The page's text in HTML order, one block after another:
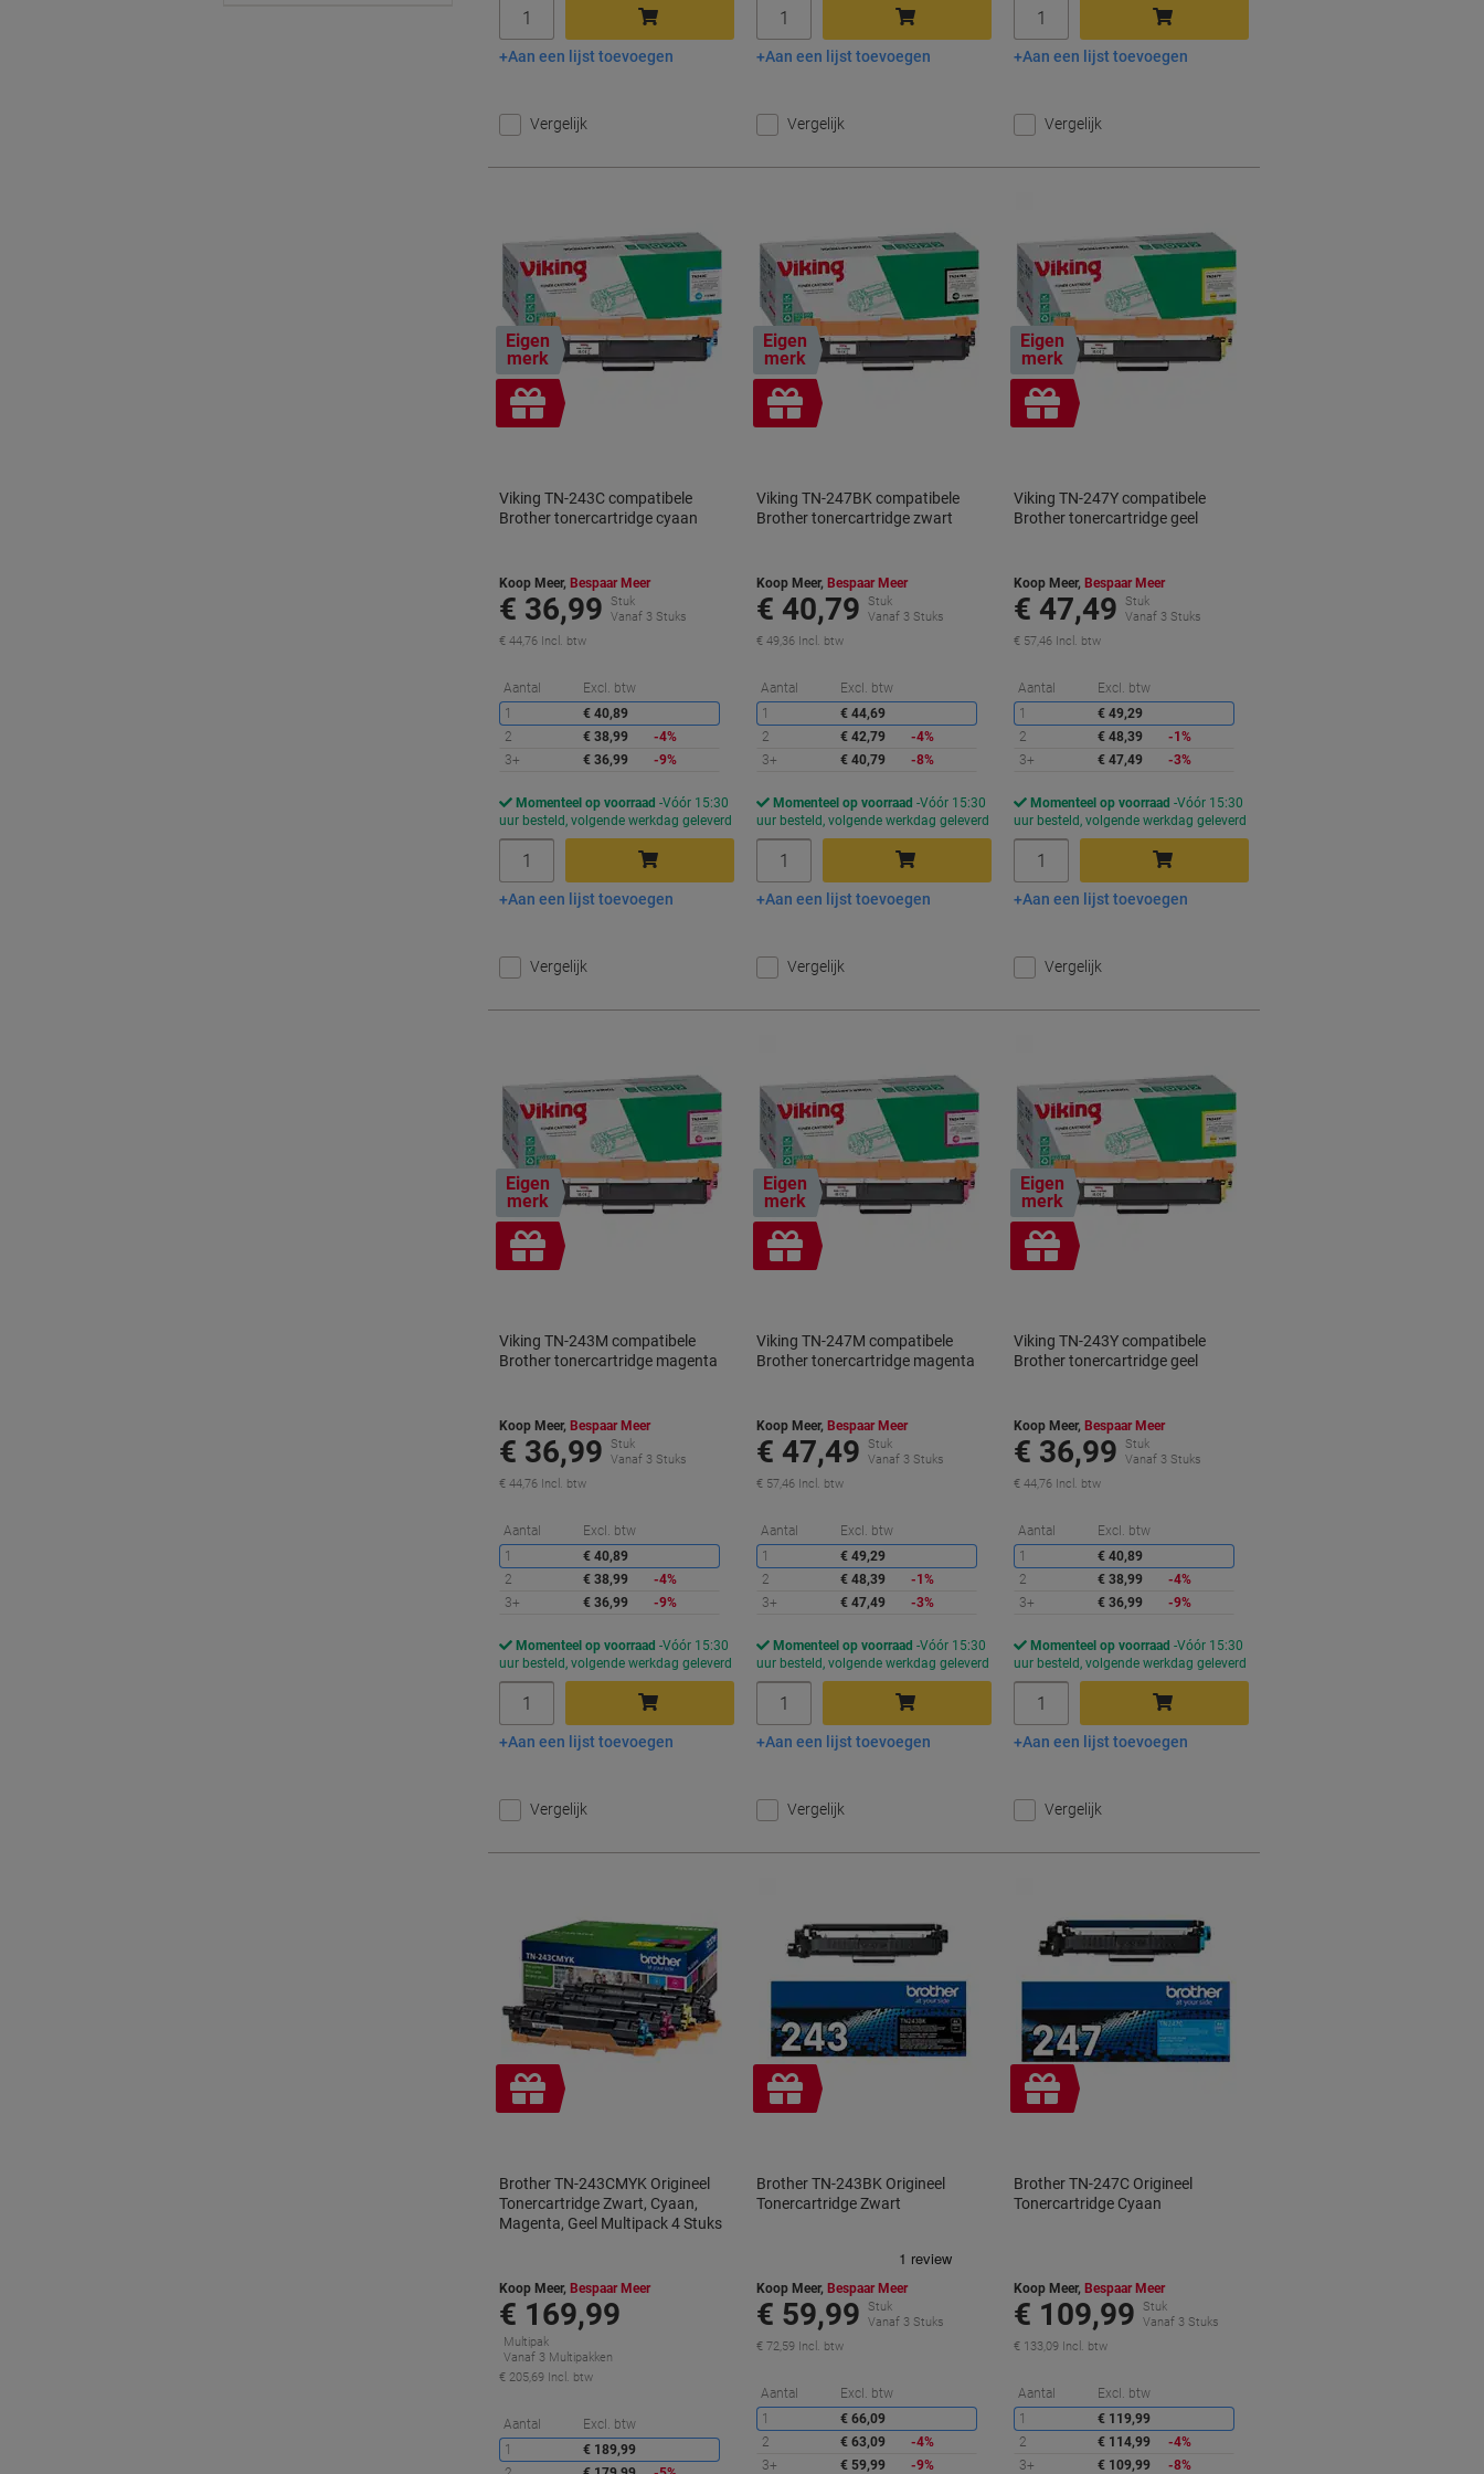
In winkelwagen
Aan een lijst toevoegen
Vergelijk
In winkelwagen
Aan een lijst toevoegen
Vergelijk
In winkelwagen
Aan een lijst toevoegen
Vergelijk
Eigen
merk
Geschenk
Viking TN-243C compatibele
Brother tonercartridge cyaan
Koop Meer, Bespaar Meer
€ 36,99
Stuk
Vanaf 3 Stuks
€ 44,76 Incl. btw
Aantal Excl. btw
Korting
1
€ 40,89
2
€ 38,99
-4%
3+
€ 36,99 -9%
Momenteel op voorraad Vóór 15:30
uur besteld, volgende werkdag geleverd
In winkelwagen
Aan een lijst toevoegen
Vergelijk
Eigen
merk
Geschenk
Viking TN-247BK compatibele
Brother tonercartridge zwart
Koop Meer, Bespaar Meer
€ 40,79
Stuk
Vanaf 3 Stuks
€ 49,36 Incl. btw
Aantal Excl. btw
Korting
1
€ 44,69
2
€ 42,79
-4%
3+
€ 40,79 -8%
Momenteel op voorraad Vóór 15:30
uur besteld, volgende werkdag geleverd
In winkelwagen
Aan een lijst toevoegen
Vergelijk
Eigen
merk
Geschenk
Viking TN-247Y compatibele
Brother tonercartridge geel
Koop Meer, Bespaar Meer
€ 47,49
Stuk
Vanaf 3 Stuks
€ 57,46 Incl. btw
Aantal Excl. btw
1
€ 49,29
2
€ 48,39
-1%
3+
€ 47,49 -3%
Momenteel op voorraad Vóór 15:30
uur besteld, volgende werkdag geleverd
In winkelwagen
Aan een lijst toevoegen
Vergelijk
Eigen
merk
Geschenk
Viking TN-243M compatibele
Brother tonercartridge magenta
Koop Meer, Bespaar Meer
€ 36,99
Stuk
Vanaf 3 Stuks
€ 44,76 Incl. btw
Aantal Excl. btw
Korting
1
€ 40,89
2
€ 38,99
-4%
3+
€ 36,99 -9%
Momenteel op voorraad Vóór 15:30
uur besteld, volgende werkdag geleverd
In winkelwagen
Aan een lijst toevoegen
Vergelijk
Eigen
merk
Geschenk
Viking TN-247M compatibele
Brother tonercartridge magenta
Koop Meer, Bespaar Meer
€ 47,49
Stuk
Vanaf 3 Stuks
€ 57,46 Incl. btw
Aantal Excl. btw
Korting
1
€ 49,29
2
€ 48,39
-1%
3+
€ 47,49 -3%
Momenteel op voorraad Vóór 15:30
uur besteld, volgende werkdag geleverd
In winkelwagen
Aan een lijst toevoegen
Vergelijk
Eigen
merk
Geschenk
Viking TN-243Y compatibele
Brother tonercartridge geel
Koop Meer, Bespaar Meer
€ 36,99
Stuk
Vanaf 3 Stuks
€ 44,76 Incl. btw
Aantal Excl. btw
1
€ 40,89
2
€ 38,99
-4%
3+
€ 36,99 -9%
Momenteel op voorraad Vóór 15:30
uur besteld, volgende werkdag geleverd
In winkelwagen
Aan een lijst toevoegen
Vergelijk
Geschenk
Brother TN-243CMYK Origineel
Tonercartridge Zwart, Cyaan,
Magenta, Geel Multipack 4 Stuks
Koop Meer, Bespaar Meer
€ 169,99
Multipak
Vanaf 3 Multipakken
€ 205,69 Incl. btw
Aantal Excl. btw
Korting
1
€ 189,99
Geschenk
Brother TN-243BK Origineel
Tonercartridge Zwart
Koop Meer, Bespaar Meer
€ 59,99
Stuk
Vanaf 3 Stuks
€ 72,59 Incl. btw
Aantal Excl. btw
Korting
1
€ 66,09
2
€ 63,09
-4%
3+
€ 59,99 -9%
Geschenk
Brother TN-247C Origineel
Tonercartridge Cyaan
Koop Meer, Bespaar Meer
€ 109,99
Stuk
Vanaf 3 Stuks
€ 133,09 Incl. btw
Aantal Excl. btw
1
€ 119,99
2
€ 114,99
-4%
3+
€ 109,99 -8%